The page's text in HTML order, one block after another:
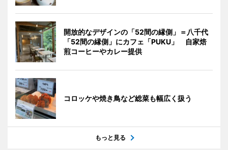
開放的なデザインの「52間の縁側」＝八千代
「52間の縁側」にカフェ「PUKU」 自家焙
煎コーヒーやカレー提供
コロッケや焼き鳥など総菜も幅広く扱う
もっと見る